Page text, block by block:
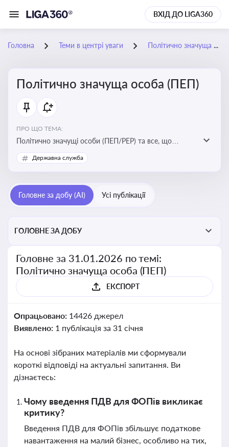
ВХІД ДО LIGA360
Головна Теми в центрі уваги Політично значуща особа (ПЕП)
Політично значуща особа (ПЕП)
ПРО ЩО ТЕМА:
Політично значущі особи (ПЕП/PEP) та все, що
стосується їх статусу
Державна служба
Головне за добу (AI) Усі публікації
ГОЛОВНЕ ЗА ДОБУ
Головне за 31.01.2026 по темі:
Політично значуща особа (ПЕП)
ЕКСПОРТ
Опрацьовано: 14426 джерел
Виявлено: 1 публікація за 31 січня
На основі зібраних матеріалів ми сформували
короткі відповіді на актуальні запитання. Ви
дізнаєтесь:
Чому введення ПДВ для ФОПів викликає
критику?
Введення ПДВ для ФОПів збільшує податкове
навантаження на малий бізнес, особливо на тих,